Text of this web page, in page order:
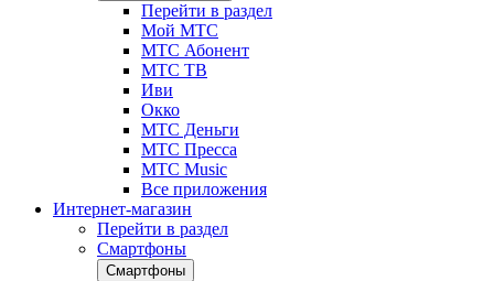
Перейти в раздел
Мой МТС
МТС Абонент
МТС ТВ
Иви
Окко
МТС Деньги
МТС Пресса
МТС Music
Все приложения
Интернет-магазин
Перейти в раздел
Смартфоны
Смартфоны